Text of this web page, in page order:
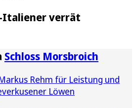
Italiener verrät
Schloss Morsbroich
Rehm für Leistung und
Löwen